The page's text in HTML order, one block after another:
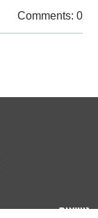
Comments: 0
נושאים